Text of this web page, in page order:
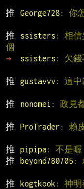
推
George728 : 你
推
ssisters : 相信
個
→
ssisters : 欠錢
推
gustavvv : 這中
推
nonomei : 政見
推
ProTrader : 賴
推
pipipa: 不是喔
推
beyond780705 :
推
kogtkook : 神明